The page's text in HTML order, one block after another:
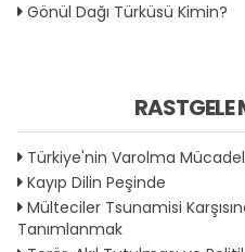
Gönül Dağı Türküsü Kimin?
RASTGELE
Türkiye'nin Varolma
Kayıp Dilin Peşinde
Mülteciler Tsunamisi
Tanımlanmak